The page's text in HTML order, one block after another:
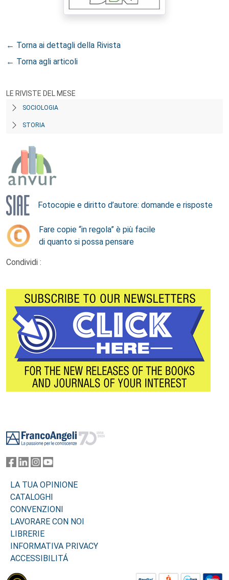
← Torna ai dettagli della Rivista
← Torna agli articoli
LE RIVISTE DEL MESE
SOCIOLOGIA
STORIA
Fotocopie e diritto d’autore: domande e risposte
Fare copie “in regola” è più facile
di quanto si possa pensare
Condividi :
LA TUA OPINIONE
CATALOGHI
CONVENZIONI
LAVORARE CON NOI
LIBRERIE
INFORMATIVA PRIVACY
ACCESSIBILITÁ